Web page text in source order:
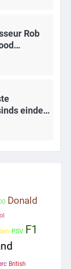
Rob
eigen
einde
ondanks
op
Donald
PSV F1
British